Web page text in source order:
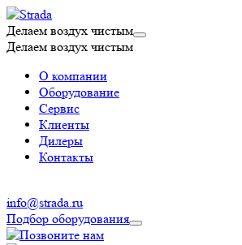
Делаем воздух чистым
Делаем воздух чистым
О компании
Оборудование
Сервис
Клиенты
Дилеры
Контакты
info@strada.ru
Подбор оборудования